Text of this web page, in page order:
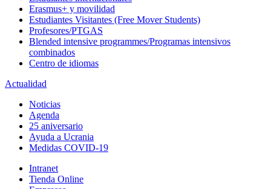
Erasmus+ y movilidad
Estudiantes Visitantes (Free Mover Students)
Profesores/PTGAS
Blended intensive programmes/Programas intensivos
combinados
Centro de idiomas
Actualidad
Noticias
Agenda
25 aniversario
Ayuda a Ucrania
Medidas COVID-19
Intranet
Tienda Online